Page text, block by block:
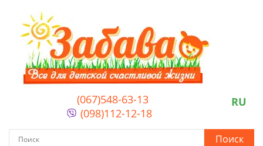
(067)548-63-13
(098)112-12-18
RU
Поиск